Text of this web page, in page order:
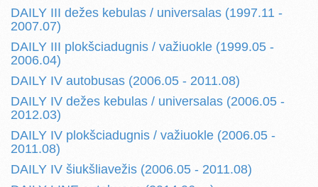
DAILY III dežes kebulas / universalas (1997.11 -
2007.07)
DAILY III plokšciadugnis / važiuokle (1999.05 -
2006.04)
DAILY IV autobusas (2006.05 - 2011.08)
DAILY IV dežes kebulas / universalas (2006.05 -
2012.03)
DAILY IV plokšciadugnis / važiuokle (2006.05 -
2011.08)
DAILY IV šiukšliavežis (2006.05 - 2011.08)